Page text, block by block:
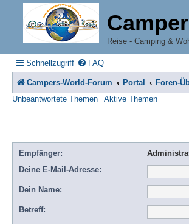
Reise - Camping &
Schnellzugriff FAQ
Campers-World-Forum Portal
Foren-
Unbeantwortete Themen
Aktive Themen
Empfänger:
Deine E-Mail-Adresse:
Dein Name:
Betreff: